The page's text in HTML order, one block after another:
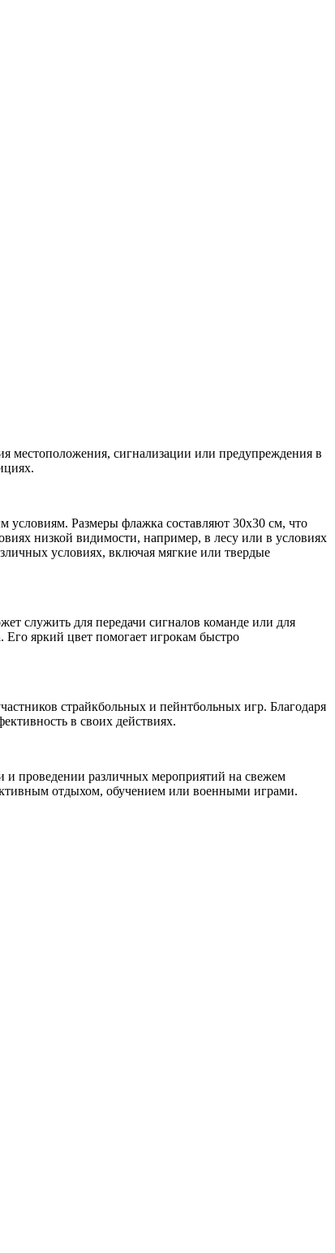
местоположения, сигнализации или предупреждения в
условиям. Размеры флажка составляют 30x30 см, что
низкой видимости, например, в лесу или в условиях
условиях, включая мягкие или твердые
служить для передачи сигналов команде или для
Его яркий цвет помогает игрокам быстро
страйкбольных и пейнтбольных игр. Благодаря
в своих действиях.
проведении различных мероприятий на свежем
отдыхом, обучением или военными играми.